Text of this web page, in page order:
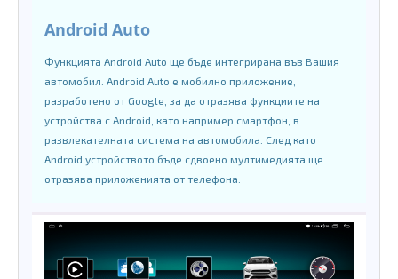
Android Auto
Функцията Android Auto ще бъде интегрирана във Вашия
автомобил. Android Auto е мобилно приложение,
разработено от Google, за да отразява функциите на
устройства с Android, като например смартфон, в
развлекателната система на автомобила. След като
Android устройството бъде сдвоено мултимедията ще
отразява приложенията от телефона.